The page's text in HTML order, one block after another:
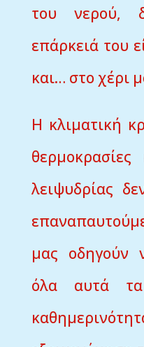
του νερού,
επάρκειά του
και… στο χέρι
Η κλιματική
λειψυδρίας
μας οδηγούν
όλα αυτά